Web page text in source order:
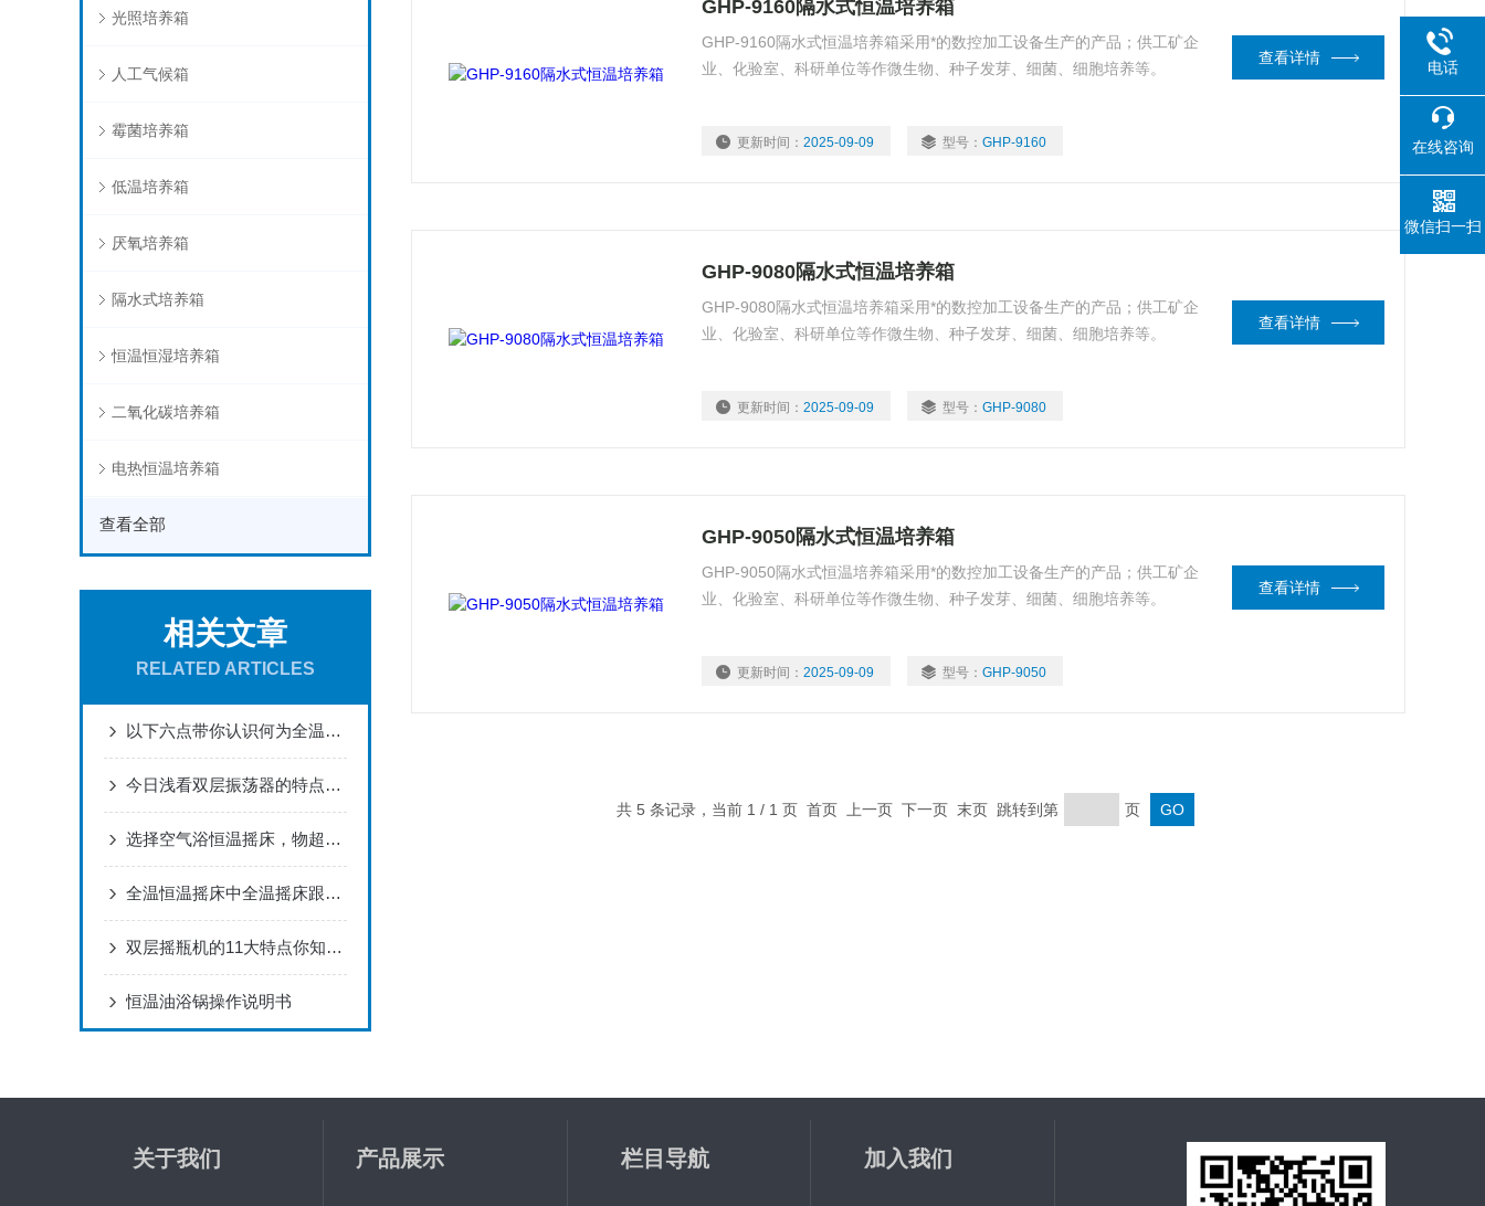
光照培养箱
人工气候箱
霉菌培养箱
低温培养箱
厌氧培养箱
隔水式培养箱
恒温恒湿培养箱
二氧化碳培养箱
电热恒温培养箱
查看全部
相关文章
RELATED ARTICLES
以下六点带你认识何为全温振荡摇床的特点！
今日浅看双层振荡器的特点和用途
选择空气浴恒温摇床，物超所值！
全温恒温摇床中全温摇床跟恒温摇床的对比
双层摇瓶机的11大特点你知道多少呢？
恒温油浴锅操作说明书
GHP-9160隔水式恒温培养箱
GHP-9160隔水式恒温培养箱采用*的数控加工设备生产的产品；供工矿企
业、化验室、科研单位等作微生物、种子发芽、细菌、细胞培养等。
更新时间：2025-09-09 型号：GHP-9160
查看详情
GHP-9080隔水式恒温培养箱
GHP-9080隔水式恒温培养箱采用*的数控加工设备生产的产品；供工矿企
业、化验室、科研单位等作微生物、种子发芽、细菌、细胞培养等。
更新时间：2025-09-09 型号：GHP-9080
查看详情
GHP-9050隔水式恒温培养箱
GHP-9050隔水式恒温培养箱采用*的数控加工设备生产的产品；供工矿企
业、化验室、科研单位等作微生物、种子发芽、细菌、细胞培养等。
更新时间：2025-09-09 型号：GHP-9050
查看详情
共 5 条记录，当前 1 / 1 页 首页 上一页 下一页 末页 跳转到第 页
关于我们 产品展示 栏目导航 加入我们
电话
在线咨询
微信扫一扫